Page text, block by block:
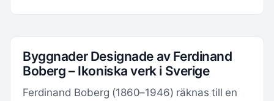
Byggnader Designade av Ferdinand
Boberg – Ikoniska verk i Sverige
Ferdinand Boberg (1860–1946) räknas till en